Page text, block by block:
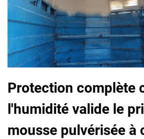
Protection complète
l'humidité valide le
mousse pulvérisée à